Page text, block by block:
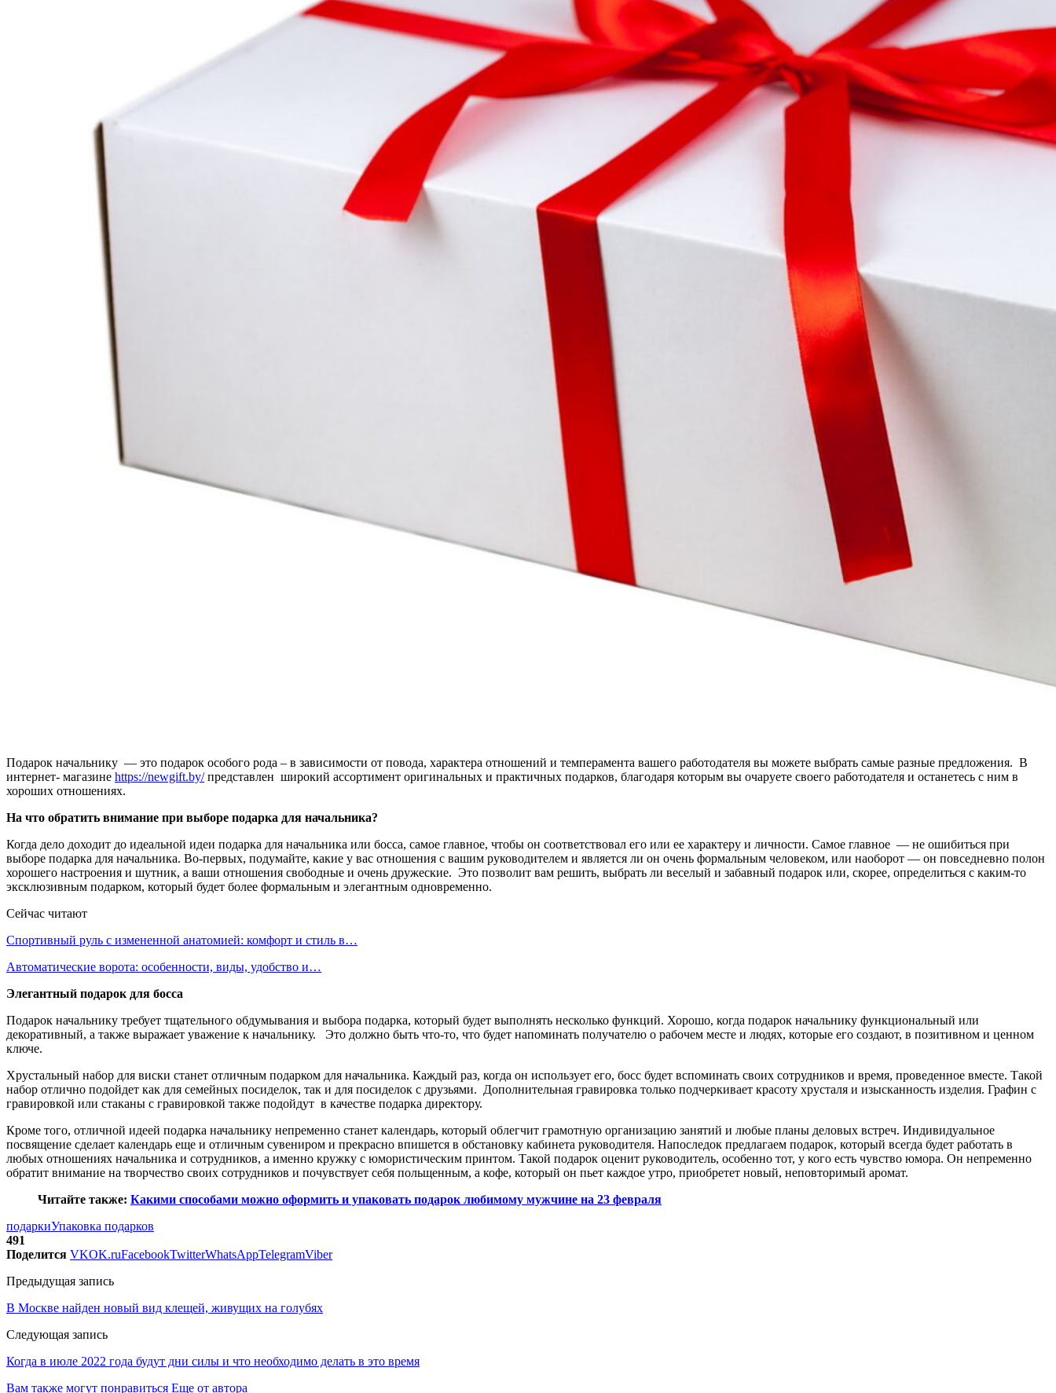
Подарок начальнику — это подарок особого рода – в зависимости от повода, характера отношений и темперамента вашего работодателя вы можете выбрать самые разные предложения. В
интернет- магазине https://newgift.by/представлен широкий ассортимент оригинальных и практичных подарков, благодаря которым вы очаруете своего работодателя и останетесь с ним в
хороших отношениях.
На что обратить внимание при выборе подарка для начальника?
Когда дело доходит до идеальной идеи подарка для начальника или босса, самое главное, чтобы он соответствовал его или ее характеру и личности. Самое главное — не ошибиться при
выборе подарка для начальника. Во-первых, подумайте, какие у вас отношения с вашим руководителем и является ли он очень формальным человеком, или наоборот — он повседневно полон
хорошего настроения и шутник, а ваши отношения свободные и очень дружеские. Это позволит вам решить, выбрать ли веселый и забавный подарок или, скорее, определиться с каким-то
эксклюзивным подарком, который будет более формальным и элегантным одновременно.
Сейчас читают
Спортивный руль с измененной анатомией: комфорт и стиль в…
Автоматические ворота: особенности, виды, удобство и…
Элегантный подарок для босса
Подарок начальнику требует тщательного обдумывания и выбора подарка, который будет выполнять несколько функций. Хорошо, когда подарок начальнику функциональный или
декоративный, а также выражает уважение к начальнику. Это должно быть что-то, что будет напоминать получателю о рабочем месте и людях, которые его создают, в позитивном и ценном
ключе.
Хрустальный набор для виски станет отличным подарком для начальника. Каждый раз, когда он использует его, босс будет вспоминать своих сотрудников и время, проведенное вместе. Такой
набор отлично подойдет как для семейных посиделок, так и для посиделок с друзьями. Дополнительная гравировка только подчеркивает красоту хрусталя и изысканность изделия. Графин с
гравировкой или стаканы с гравировкой также подойдут в качестве подарка директору.
Кроме того, отличной идеей подарка начальнику непременно станет календарь, который облегчит грамотную организацию занятий и любые планы деловых встреч. Индивидуальное
посвящение сделает календарь еще и отличным сувениром и прекрасно впишется в обстановку кабинета руководителя. Напоследок предлагаем подарок, который всегда будет работать в
любых отношениях начальника и сотрудников, а именно кружку с юмористическим принтом. Такой подарок оценит руководитель, особенно тот, у кого есть чувство юмора. Он непременно
обратит внимание на творчество своих сотрудников и почувствует себя польщенным, а кофе, который он пьет каждое утро, приобретет новый, неповторимый аромат.
Читайте также: Какими способами можно оформить и упаковать подарок любимому мужчине на 23 февраля
подаркиУпаковка подарков
491
Поделится VKOK.ruFacebookTwitterWhatsAppTelegramViber
Предыдущая запись
В Москве найден новый вид клещей, живущих на голубях
Следующая запись
Когда в июле 2022 года будут дни силы и что необходимо делать в это время
Вам также могут понравиться Еще от автора